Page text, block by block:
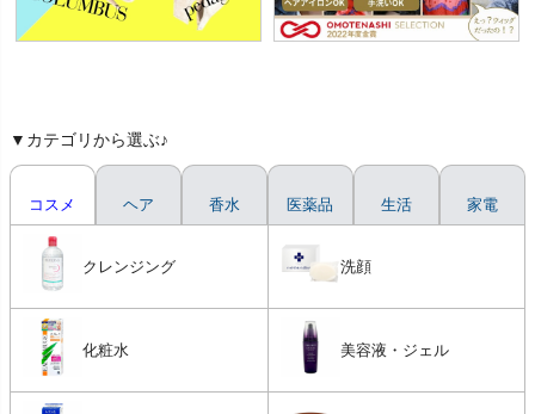
▼カテゴリから選ぶ♪
コスメ
クレンジング 洗顔
化粧水 美容液・ジェル
ヘア 香水 医薬品 生活 家電